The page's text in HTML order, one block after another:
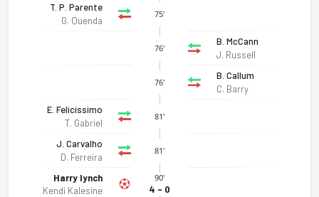
Portekiz U21 - Kuzey İrlanda U21 4-0 bitti. Gol anları,
T. P. Parente
G. Quenda
75'
76'
B. McCann
J. Russell
76'
B. Callum
C. Barry
E. Felicíssimo
T. Gabriel
81'
J. Carvalho
D. Ferreira
81'
Harry lynch
Kendi Kalesine
90'
4 - 0